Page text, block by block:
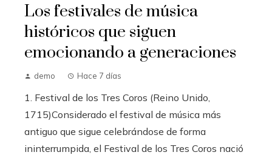
Los festivales de música
históricos que siguen
emocionando a generaciones
demo Hace 7 días
1. Festival de los Tres Coros (Reino Unido,
1715)Considerado el festival de música más
antiguo que sigue celebrándose de forma
ininterrumpida, el Festival de los Tres Coros nació